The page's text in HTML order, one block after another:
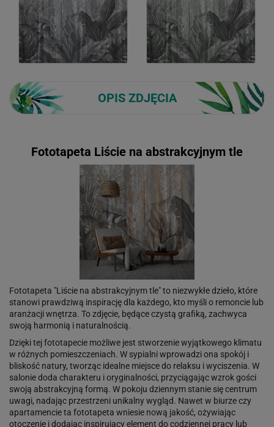
OPIS ZDJĘCIA
Fototapeta Liście na abstrakcyjnym tle
Fototapeta "Liście na abstrakcyjnym tle" to niezwykłe dzieło, które
stanowi prawdziwą inspirację dla każdego, kto myśli o remoncie lub
aranżacji wnętrza. To zdjęcie, będące czystą grafiką, zachwyca
swoją harmonią i naturalnością.
Dzięki tej fototapecie możliwe jest stworzenie wyjątkowego klimatu
w różnych pomieszczeniach. W sypialni wprowadzi ona spokój i
bliskość natury, tworząc idealne miejsce do relaksu i wyciszenia. W
salonie doda charakteru i oryginalności, przyciągając wzrok gości
swoją abstrakcyjną formą. W pokoju dziennym stanie się centrum
uwagi, nadając przestrzeni unikalny wygląd. Nawet w biurze czy
apartamencie ta fototapeta wniesie nową jakość, ożywiając
otoczenie i dodając inspirujący element do codziennej pracy lub